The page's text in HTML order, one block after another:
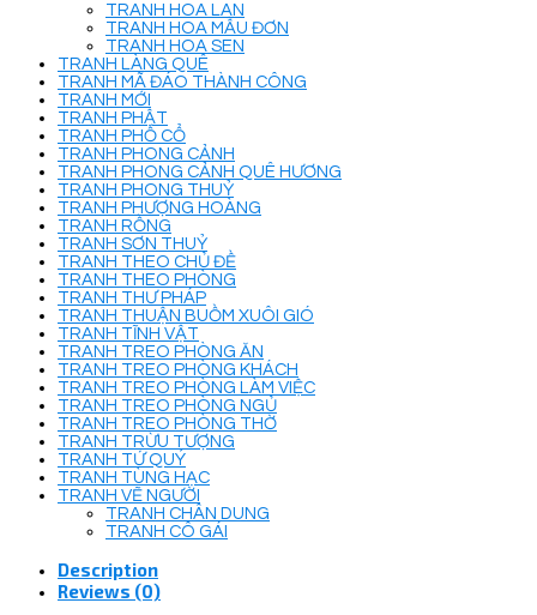
TRANH HOA LAN
TRANH HOA MẪU ĐƠN
TRANH HOA SEN
TRANH LÀNG QUÊ
TRANH MÃ ĐÁO THÀNH CÔNG
TRANH MỚI
TRANH PHẬT
TRANH PHỐ CỔ
TRANH PHONG CẢNH
TRANH PHONG CẢNH QUÊ HƯƠNG
TRANH PHONG THUỶ
TRANH PHƯỢNG HOÀNG
TRANH RỒNG
TRANH SƠN THUỶ
TRANH THEO CHỦ ĐỀ
TRANH THEO PHÒNG
TRANH THƯ PHÁP
TRANH THUẬN BUỒM XUÔI GIÓ
TRANH TĨNH VẬT
TRANH TREO PHÒNG ĂN
TRANH TREO PHÒNG KHÁCH
TRANH TREO PHÒNG LÀM VIỆC
TRANH TREO PHÒNG NGỦ
TRANH TREO PHÒNG THỜ
TRANH TRỪU TƯỢNG
TRANH TỨ QUÝ
TRANH TÙNG HẠC
TRANH VẼ NGƯỜI
TRANH CHÂN DUNG
TRANH CÔ GÁI
Description
Reviews (0)